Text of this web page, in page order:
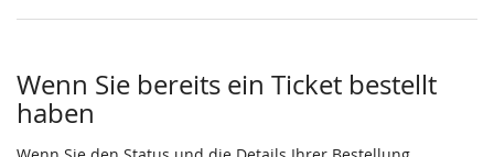
Wenn Sie bereits ein Ticket bestellt
haben